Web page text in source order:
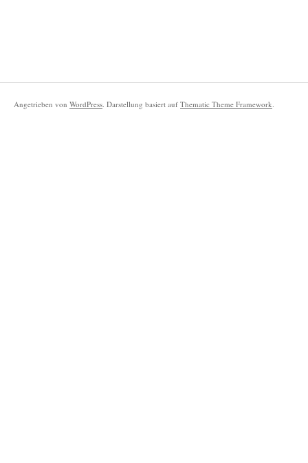
Angetrieben von WordPress . Darstellung basiert auf Thematic Theme Framework